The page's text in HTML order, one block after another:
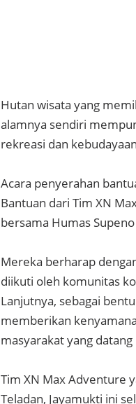
Hutan wisata yang
alamnya sendiri
rekreasi dan
Acara penyerahan
Bantuan dari Tim XN
bersama Humas
Mereka berharap
diikuti oleh komunitas
Lanjutnya, sebagai
memberikan
masyarakat yang
Tim XN Max Adventure
Teladan, Jayamukti ini